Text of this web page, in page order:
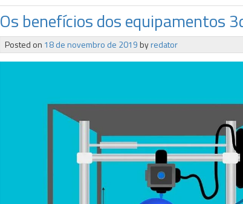
Os benefícios dos equipamentos
Posted on 18 de novembro de 2019byredator